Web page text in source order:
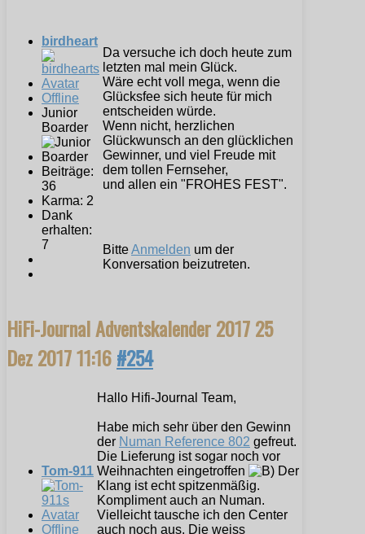
birdheart
Offline
Junior
Boarder
Beiträge:
36
Karma: 2
Dank
erhalten:
7
Da versuche ich doch heute zum
letzten mal mein Glück.
Wäre echt voll mega, wenn die
Glücksfee sich heute für mich
entscheiden würde.
Wenn nicht, herzlichen
Glückwunsch an den glücklichen
Gewinner, und viel Freude mit
dem tollen Fernseher,
und allen ein "FROHES FEST".
BitteAnmelden um der
Konversation beizutreten.
HiFi-Journal Adventskalender 201725
Dez 2017 11:16#254
Tom-911
Offline
Hallo Hifi-Journal Team,
Habe mich sehr über den Gewinn
der Numan Reference 802 gefreut.
Die Lieferung ist sogar noch vor
Weihnachten eingetroffen
Der
Klang ist echt spitzenmäßig.
Kompliment auch an Numan.
Vielleicht tausche ich den Center
auch noch aus. Die weiss